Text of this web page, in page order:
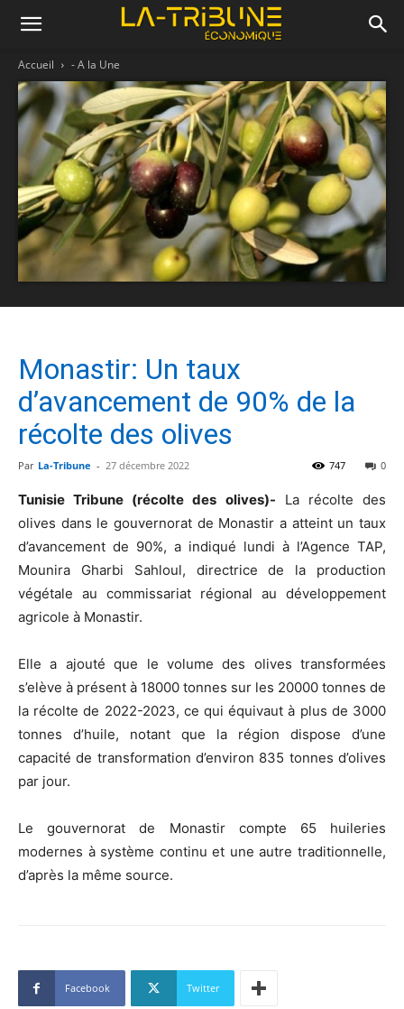
Accueil - A la Une
Monastir: Un taux
d’avancement de 90% de la
récolte des olives
Par La-Tribune - 27 décembre 2022 0
747
Tunisie Tribune (récolte des olives)- La récolte des
olives dans le gouvernorat de Monastir a atteint un taux
d’avancement de 90%, a indiqué lundi à l’Agence TAP,
Mounira Gharbi Sahloul, directrice de la production
végétale au commissariat régional au développement
agricole à Monastir.
Elle a ajouté que le volume des olives transformées
s’elève à présent à 18000 tonnes sur les 20000 tonnes de
la récolte de 2022-2023, ce qui équivaut à plus de 3000
tonnes d’huile, notant que la région dispose d’une
capacité de transformation d’environ 835 tonnes d’olives
par jour.
Le gouvernorat de Monastir compte 65 huileries
modernes à système continu et une autre traditionnelle,
d’après la même source.
Facebook Twitter